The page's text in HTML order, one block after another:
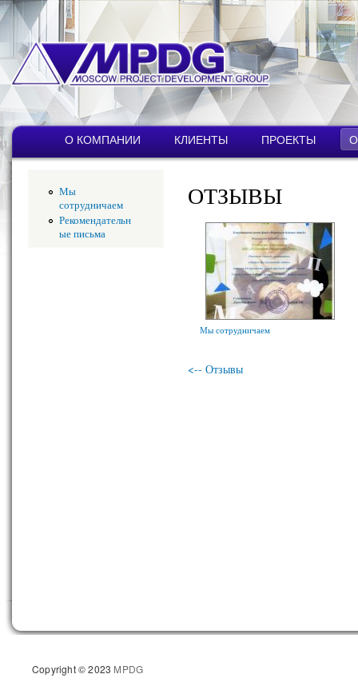
MPDG
Строительная
компания
Главное менюО КОМПАНИИ КЛИЕНТЫ ПРОЕКТЫ
Мы
сотрудничаем
Рекомендательн
ые письма
ОТЗЫВЫ
Мы сотрудничаем
<-- Отзывы
Copyright © 2023 MPDG